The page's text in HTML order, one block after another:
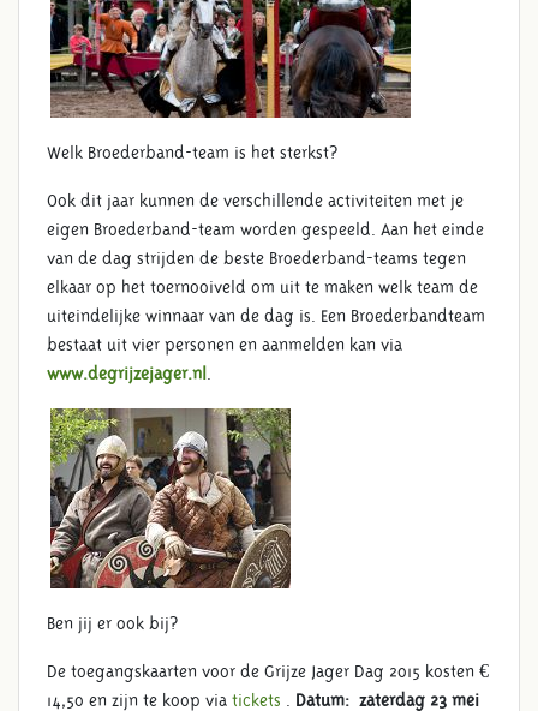
Welk Broederband-team is het sterkst?
Ook dit jaar kunnen de verschillende activiteiten met je
eigen Broederband-team worden gespeeld. Aan het einde
van de dag strijden de beste Broederband-teams tegen
elkaar op het toernooiveld om uit te maken welk team de
uiteindelijke winnaar van de dag is. Een Broederbandteam
bestaat uit vier personen en aanmelden kan via
www.degrijzejager.nl
Ben jij er ook bij?
De toegangskaarten voor de Grijze Jager Dag 2015 kosten €
14,50 en zijn te koop via tickets
Datum: zaterdag 23 mei